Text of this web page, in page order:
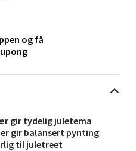
gir tydelig juletema
gir balansert pynting
til juletreet
og fåMoa
Velg